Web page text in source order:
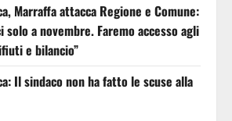
Marraffa attacca Regione e Comune:
solo a novembre. Faremo accesso agli
e bilancio”
Il sindaco non ha fatto le scuse alla